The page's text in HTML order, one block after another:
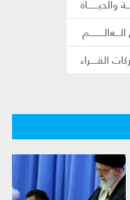
والحيــــــاة
القــــراء